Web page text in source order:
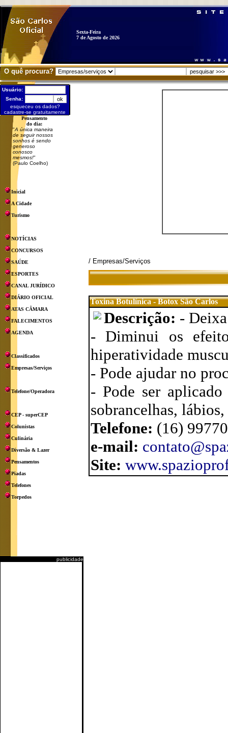
Sexta-Feira
7 de Agosto de 2026
O quê procura?
Usuário:
Senha:
esqueceu os dados?
cadastre-se gratuitamente
Pensamento
do dia:
"A única maneira
de seguir nossos
sonhos é sendo
generoso
conosco
mesmos!"
(Paulo Coelho)
Inicial
A Cidade
Turismo
NOTÍCIAS
CONCURSOS
SAÚDE
ESPORTES
CANAL JURÍDICO
DIÁRIO OFICIAL
ATAS CÂMARA
FALECIMENTOS
AGENDA
Classificados
Empresas/Serviços
Telefone/Operadora
CEP - superCEP
Colunistas
Culinária
Diversão & Lazer
Pensamentos
Piadas
Telefones
Torpedos
publicidade
/ Empresas/Serviços
Toxina Botulínica - Botox São Carlos
Descrição: -
- Diminui os
hiperatividade
- Pode ajudar no
- Pode ser
sobrancelhas,
Telefone: (16)
e-mail:
Site: